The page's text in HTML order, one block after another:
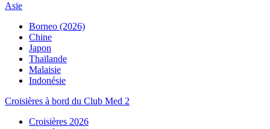
Asie
Borneo (2026)
Chine
Japon
Thaïlande
Malaisie
Indonésie
Croisières à bord du Club Med 2
Croisières 2026